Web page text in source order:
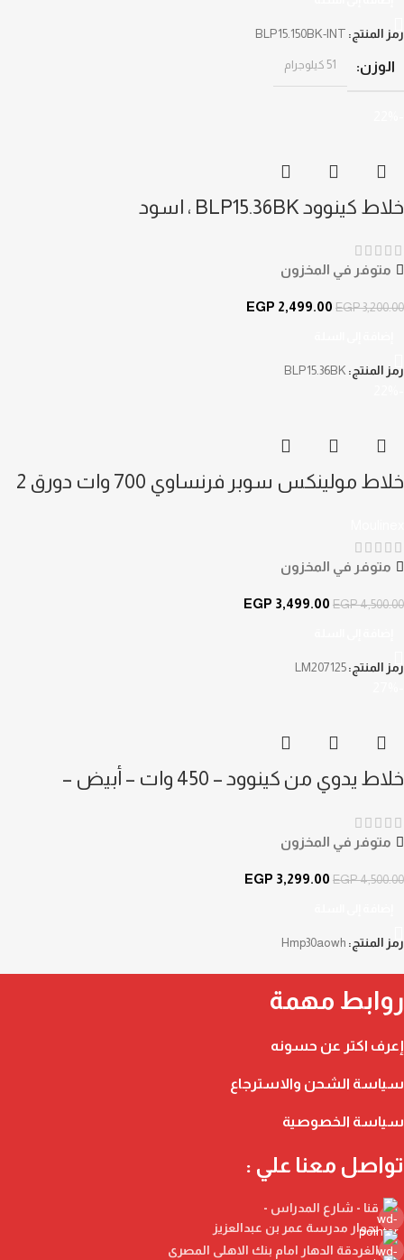
رمز المنتج: BLP15.150BK-INT
الوزن 51 كيلوجرام
خلاط كينوود BLP15.36BK ، اسود
متوفر في المخزون
EGP3,200.00
EGP 2,499.00
رمز المنتج: BLP15.36BK
خلاط مولينكس سوبر فرنساوي 700 وات دورق 2
متوفر في المخزون
EGP4,500.00
EGP 3,499.00
رمز المنتج: LM207125
خلاط يدوي من كينوود – 450 وات – أبيض –
متوفر في المخزون
EGP4,500.00
EGP 3,299.00
رمز المنتج: Hmp30aowh
روابط مهمة
إعرف اكتر عن حسونه
سياسة الشحن والاسترجاع
سياسة الخصوصية
تواصل معنا علي :
قنا - شارع المدراس -
بجوار مدرسة عمر بن عبدالعزيز
الغردقة الدهار امام بنك الاهلى المصرى